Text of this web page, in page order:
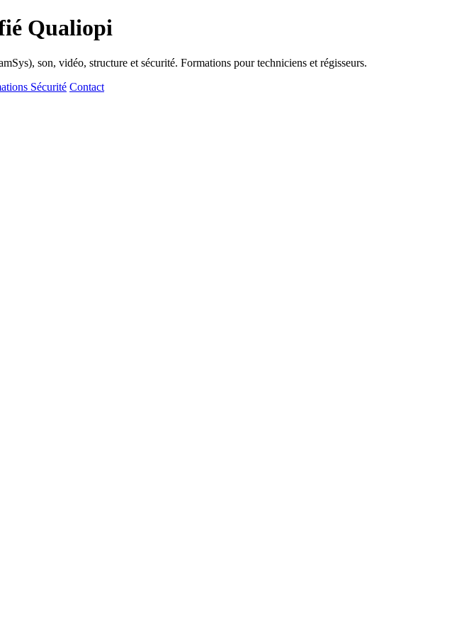
Qualiopi
son, vidéo, structure et sécurité. Formations pour techniciens et régisseurs.
Sécurité Contact